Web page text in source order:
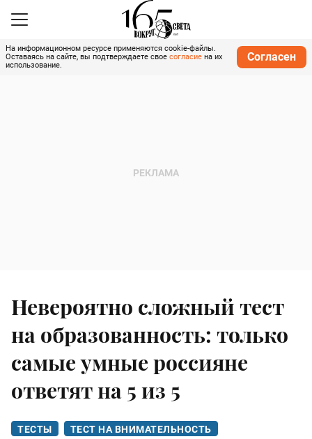
На информационном ресурсе применяются cookie-файлы.
Оставаясь на сайте, вы подтверждаете свое согласие на их
использование.
Согласен
Невероятно сложный тест
на образованность: только
самые умные россияне
ответят на 5 из 5
ТЕСТЫ ТЕСТ НА ВНИМАТЕЛЬНОСТЬ